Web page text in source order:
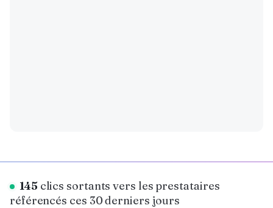
145 clics sortants vers les prestataires
référencés ces 30 derniers jours